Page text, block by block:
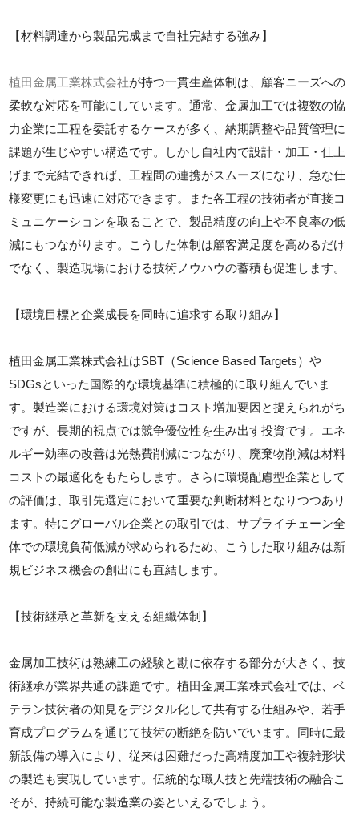
【材料調達から製品完成まで自社完結する強み】
植田金属工業株式会社が持つ一貫生産体制は、顧客ニーズへの
柔軟な対応を可能にしています。通常、金属加工では複数の協
力企業に工程を委託するケースが多く、納期調整や品質管理に
課題が生じやすい構造です。しかし自社内で設計・加工・仕上
げまで完結できれば、工程間の連携がスムーズになり、急な仕
様変更にも迅速に対応できます。また各工程の技術者が直接コ
ミュニケーションを取ることで、製品精度の向上や不良率の低
減にもつながります。こうした体制は顧客満足度を高めるだけ
でなく、製造現場における技術ノウハウの蓄積も促進します。
【環境目標と企業成長を同時に追求する取り組み】
植田金属工業株式会社はSBT（Science Based Targets）や
SDGsといった国際的な環境基準に積極的に取り組んでいま
す。製造業における環境対策はコスト増加要因と捉えられがち
ですが、長期的視点では競争優位性を生み出す投資です。エネ
ルギー効率の改善は光熱費削減につながり、廃棄物削減は材料
コストの最適化をもたらします。さらに環境配慮型企業として
の評価は、取引先選定において重要な判断材料となりつつあり
ます。特にグローバル企業との取引では、サプライチェーン全
体での環境負荷低減が求められるため、こうした取り組みは新
規ビジネス機会の創出にも直結します。
【技術継承と革新を支える組織体制】
金属加工技術は熟練工の経験と勘に依存する部分が大きく、技
術継承が業界共通の課題です。植田金属工業株式会社では、ベ
テラン技術者の知見をデジタル化して共有する仕組みや、若手
育成プログラムを通じて技術の断絶を防いでいます。同時に最
新設備の導入により、従来は困難だった高精度加工や複雑形状
の製造も実現しています。伝統的な職人技と先端技術の融合こ
そが、持続可能な製造業の姿といえるでしょう。